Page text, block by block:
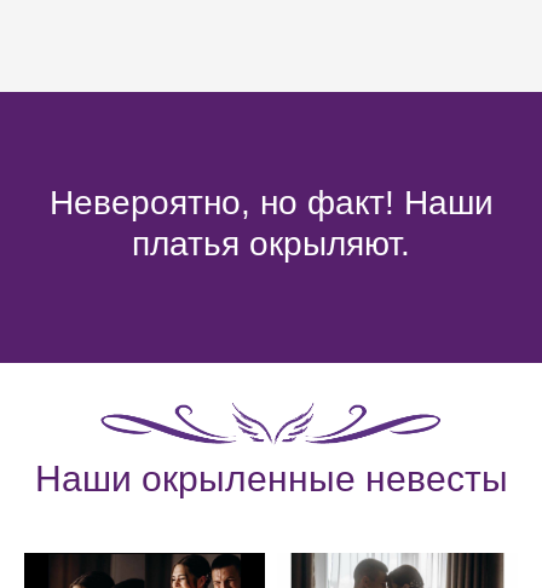
Невероятно, но факт! Наши
платья окрыляют.
Наши окрыленные невесты